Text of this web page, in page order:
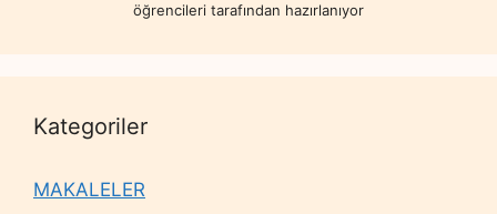
öğrencileri tarafından hazırlanıyor
Kategoriler
MAKALELER